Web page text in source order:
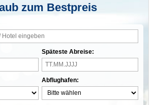
zum Bestpreis
Späteste Abreise:
Abflughafen: